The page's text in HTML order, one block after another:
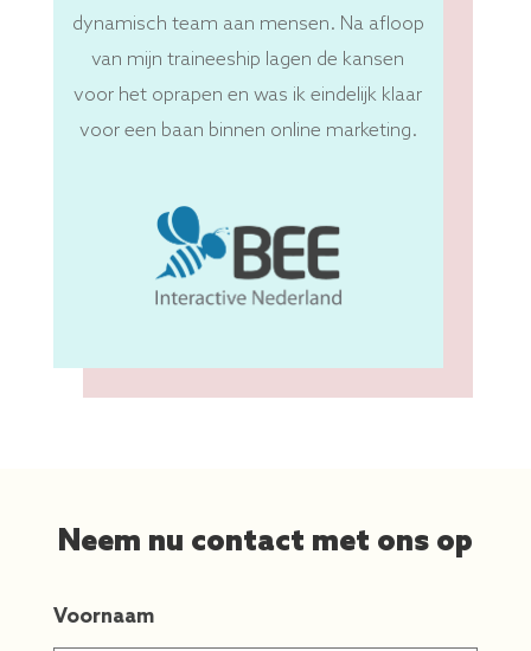
dynamisch team aan mensen. Na afloop
van mijn traineeship lagen de kansen
voor het oprapen en was ik eindelijk klaar
voor een baan binnen online marketing.
Neem nu contact met ons op
Voornaam